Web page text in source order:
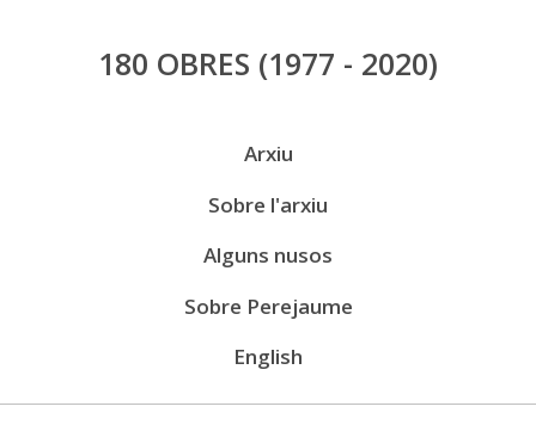
Vés
al
180 OBRES (1977 - 2020)
Arxiu
Sobre l'arxiu
Alguns nusos
Sobre Perejaume
English